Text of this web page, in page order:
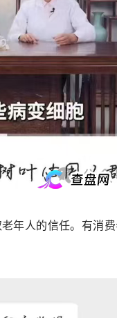
年人的信任。有消